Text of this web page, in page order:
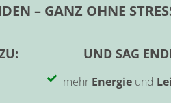
– GANZ OHNE
UND SAG
mehr Energieund